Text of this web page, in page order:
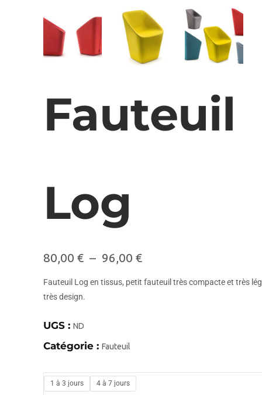
Fauteuil
Log
80,00 € – 96,00 €
Fauteuil Log en tissus, petit fauteuil très compacte et très
très design.
UGS : ND
Catégorie : Fauteuil
1 à 3 jours 4 à 7 jours